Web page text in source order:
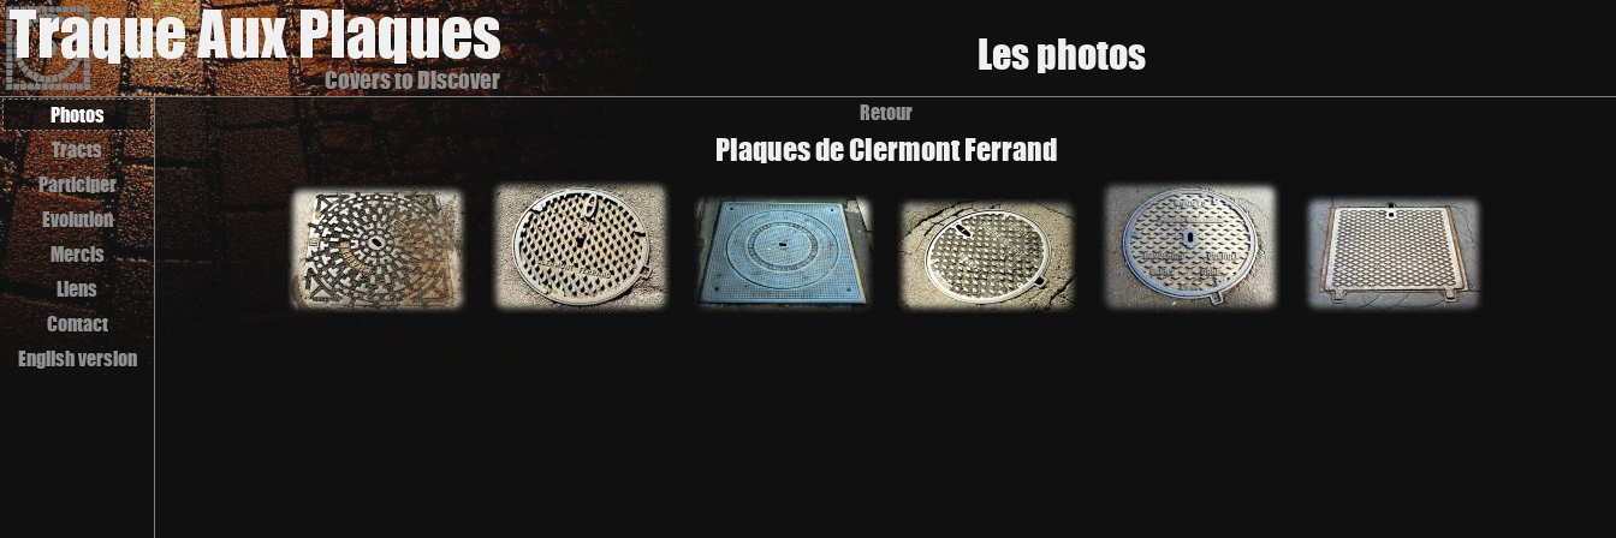
Covers to Discover Les photos
Photos
Tracts
Participer
Evolution
Mercis
Liens
Contact
English version
Retour
Plaques de Clermont Ferrand